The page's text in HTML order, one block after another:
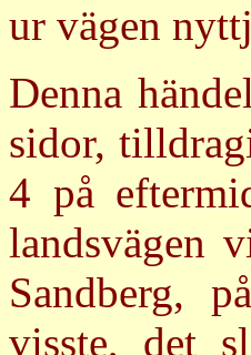
ur vägen
Denna
sidor,
4 på
landsvägen
Sandberg,
visste, det